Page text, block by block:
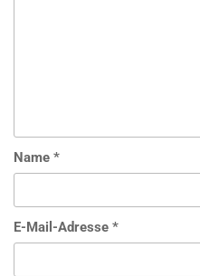
Name *
E-Mail-Adresse *